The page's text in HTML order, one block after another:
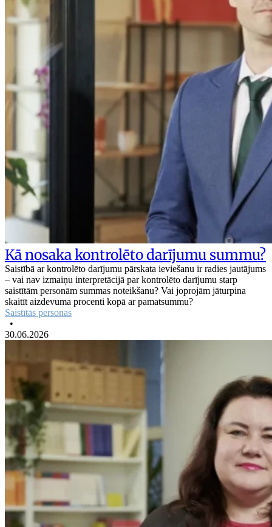
Kā nosaka kontrolēto darījumu summu?
Saistībā ar kontrolēto darījumu pārskata ieviešanu ir radies jautājums
– vai nav izmaiņu interpretācijā par kontrolēto darījumu starp
saistītām personām summas noteikšanu? Vai joprojām jāturpina
skaitīt aizdevuma procenti kopā ar pamatsummu?
Saistītās personas
•
30.06.2026